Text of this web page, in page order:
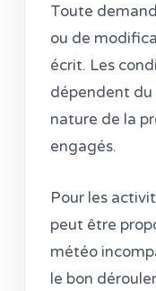
Toute
ou de
écrit. Les
dépendent du
nature de la
engagés.
Pour les
peut être
météo
le bon